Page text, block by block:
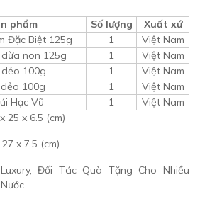
phẩm Số lượng
Xuất xứ
Đặc Biệt 125g 1
Việt Nam
non 125g 1
Việt Nam
100g 1
Việt Nam
100g 1
Việt Nam
Hạc Vũ 1
Việt Nam
25 x 6.5 (cm)
x 7.5 (cm)
Đối Tác Quà Tặng Cho Nhiều